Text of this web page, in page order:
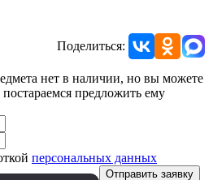
Поделиться:
нет в наличии, но вы можете
предложить ему
персональных данных
Отправить заявку